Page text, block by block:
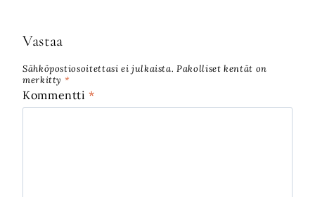
Vastaa
Sähköpostiosoitettasi ei julkaista. Pakolliset kentät on
merkitty *
Kommentti*